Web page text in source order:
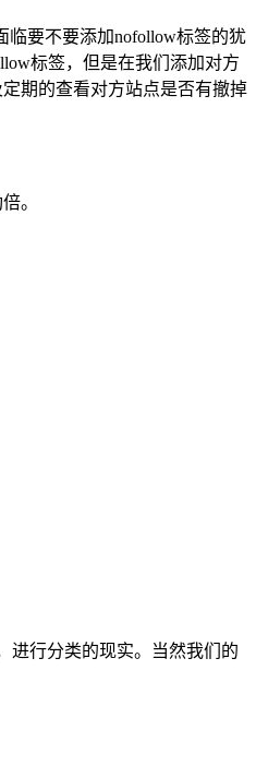
临要不要添加nofollow标签的犹
标签，但是在我们添加对方
期的查看对方站点是否有撤掉
。
进行分类的现实。当然我们的